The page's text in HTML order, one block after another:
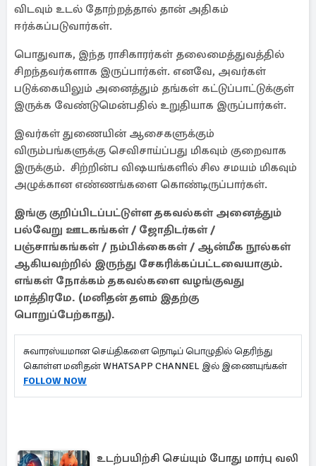
விடவும் உடல் தோற்றத்தால் தான் அதிகம்
ஈர்க்கப்படுவார்கள்.
பொதுவாக, இந்த ராசிகாரர்கள் தலைமைத்துவத்தில்
சிறந்தவர்களாக இருப்பார்கள். எனவே, அவர்கள்
படுக்கையிலும் அனைத்தும் தங்கள் கட்டுப்பாட்டுக்குள்
இருக்க வேண்டுமென்பதில் உறுதியாக இருப்பார்கள்.
இவர்கள் துணையின் ஆசைகளுக்கும்
விரும்பங்களுக்கு செவிசாய்ப்பது மிகவும் குறைவாக
இருக்கும். சிற்றின்ப விஷயங்களில் சில சமயம் மிகவும்
அழுக்கான எண்ணங்களை கொண்டிருப்பார்கள்.
இங்கு குறிப்பிடப்பட்டுள்ள தகவல்கள் அனைத்தும்
பல்வேறு ஊடகங்கள் / ஜோதிடர்கள் /
பஞ்சாங்கங்கள் / நம்பிக்கைகள் / ஆன்மீக நூல்கள்
ஆகியவற்றில் இருந்து சேகரிக்கப்பட்டவையாகும்.
எங்கள் நோக்கம் தகவல்களை வழங்குவது
மாத்திரமே. (மனிதன் தளம் இதற்கு
பொறுப்பேற்காது).
சுவாரஸ்யமான செய்திகளை நொடிப் பொழுதில் தெரிந்து
கொள்ள மனிதன் WHATSAPP CHANNEL இல் இணையுங்கள்
FOLLOW NOW
உடற்பயிற்சி செய்யும் போது மார்பு வலி